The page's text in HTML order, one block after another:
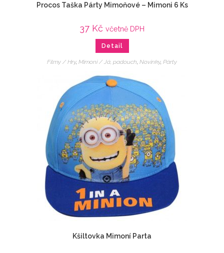
Procos Taška Párty Mimoňové – Mimoni 6 Ks
37 Kč včetně DPH
Detail
Filmy / Hry, Mimoni / Já, padouch, Novinky, Párty
Kšiltovka Mimoní Parta